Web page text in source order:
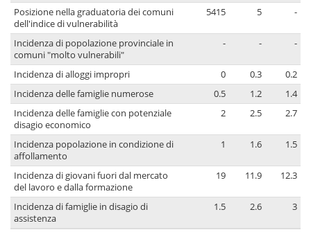
Posizione nella graduatoria dei comuni
dell'indice di vulnerabilità
5415 5 -
Incidenza di popolazione provinciale in
comuni "molto vulnerabili"
- - -
Incidenza di alloggi impropri 0 0.3
0.2
Incidenza delle famiglie numerose
0.5 1.2
1.4
Incidenza delle famiglie con potenziale
disagio economico
2 2.5 2.7
Incidenza popolazione in condizione di
affollamento
1 1.6 1.5
Incidenza di giovani fuori dal mercato
del lavoro e dalla formazione
19 11.9 12.3
Incidenza di famiglie in disagio di
assistenza
1.5 2.6 3